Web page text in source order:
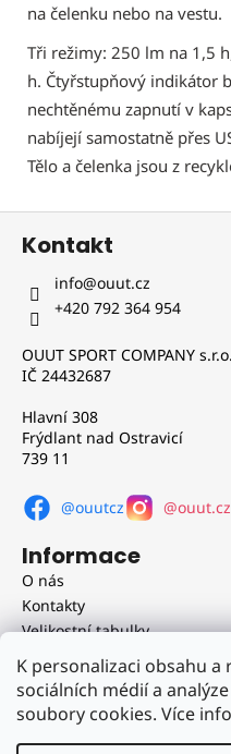
K personalizaci obsahu
sociálních médií a
soubory cookies. Více
na čelenku nebo na vestu.
Tři režimy: 250 lm na 1,5
h. Čtyřstupňový indikátor
nechtěnému zapnutí v
nabíjejí samostatně přes
Tělo a čelenka jsou z
Z
Kontakt
info@ouut.cz
+420 792 364 954
OUUT SPORT COMPANY s.r.o.
IČ 24432687
Hlavní 308
Frýdlant nad Ostravicí
739 11
@ouutcz @ouut.cz
Informace
O nás
Kontakty
Velikostní tabulky
Obchodní podmínky
Doprava a platba
Reklamační řád
Podmínky ochrany osobních